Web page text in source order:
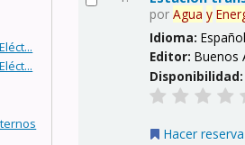
porAgua y
Idioma:Español
Editor:Buenos
Disponibilidad:
Hacer reserva